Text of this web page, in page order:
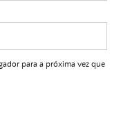
para a próxima vez que